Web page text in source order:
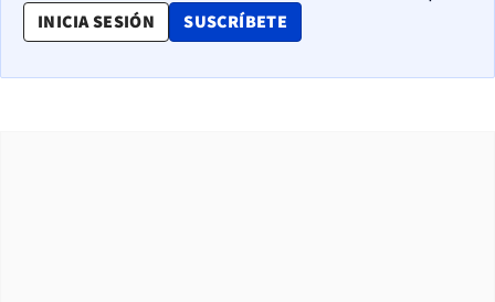
INICIA SESIÓN SUSCRÍBETE
OPENS IN NEW WINDOW